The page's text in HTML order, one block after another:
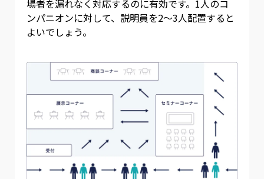
場者を漏れなく対応するのに有効です。1人のコ
ンパニオンに対して、説明員を2〜3人配置すると
よいでしょう。